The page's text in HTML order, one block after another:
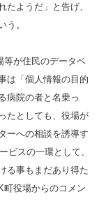
たようだ」と告げ、
う。
等が住民のデータベ
は「個人情報の目的
病院の者と名乗っ
たとしても、役場が
ーへの相談を誘導す
ビスの一環として、
る事もまだあり得た
町役場からのコメン